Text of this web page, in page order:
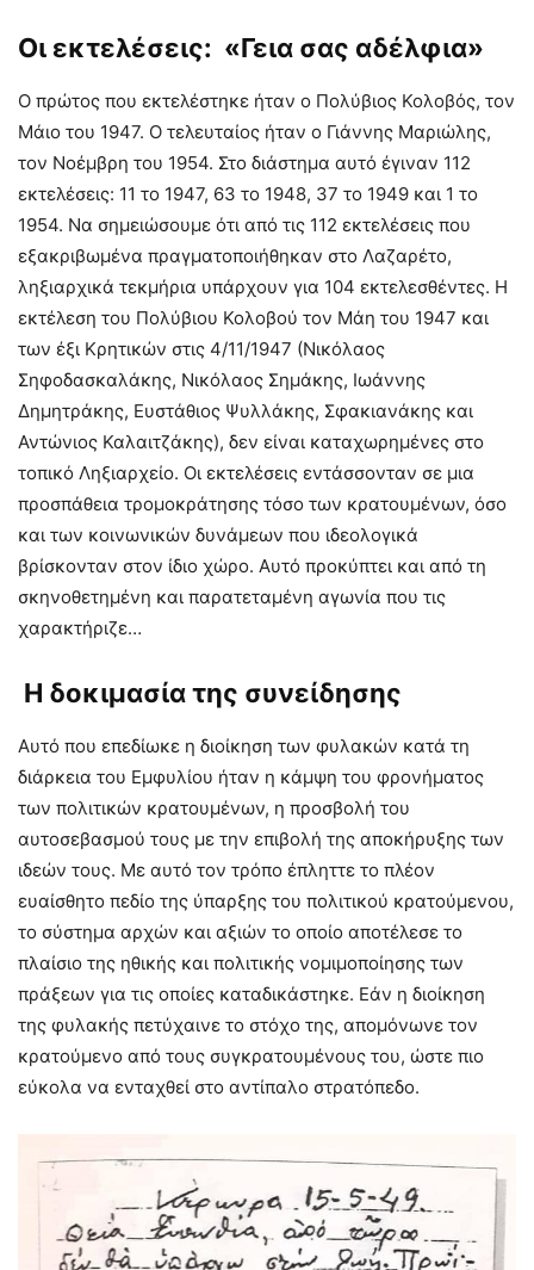
Οι εκτελέσεις: «Γεια σας αδέλφια»
Ο πρώτος που εκτελέστηκε ήταν ο Πολύβιος Κολοβός, τον
Μάιο του 1947. Ο τελευταίος ήταν ο Γιάννης Μαριώλης,
τον Νοέμβρη του 1954. Στο διάστημα αυτό έγιναν 112
εκτελέσεις: 11 το 1947, 63 το 1948, 37 το 1949 και 1 το
1954. Να σημειώσουμε ότι από τις 112 εκτελέσεις που
εξακριβωμένα πραγματοποιήθηκαν στο Λαζαρέτο,
ληξιαρχικά τεκμήρια υπάρχουν για 104 εκτελεσθέντες. Η
εκτέλεση του Πολύβιου Κολοβού τον Μάη του 1947 και
των έξι Κρητικών στις 4/11/1947 (Νικόλαος
Σηφοδασκαλάκης, Νικόλαος Σημάκης, Ιωάννης
Δημητράκης, Ευστάθιος Ψυλλάκης, Σφακιανάκης και
Αντώνιος Καλαιτζάκης), δεν είναι καταχωρημένες στο
τοπικό Ληξιαρχείο. Οι εκτελέσεις εντάσσονταν σε μια
προσπάθεια τρομοκράτησης τόσο των κρατουμένων, όσο
και των κοινωνικών δυνάμεων που ιδεολογικά
βρίσκονταν στον ίδιο χώρο. Αυτό προκύπτει και από τη
σκηνοθετημένη και παρατεταμένη αγωνία που τις
χαρακτήριζε…
Η δοκιμασία της συνείδησης
Αυτό που επεδίωκε η διοίκηση των φυλακών κατά τη
διάρκεια του Εμφυλίου ήταν η κάμψη του φρονήματος
των πολιτικών κρατουμένων, η προσβολή του
αυτοσεβασμού τους με την επιβολή της αποκήρυξης των
ιδεών τους. Με αυτό τον τρόπο έπληττε το πλέον
ευαίσθητο πεδίο της ύπαρξης του πολιτικού κρατούμενου,
το σύστημα αρχών και αξιών το οποίο αποτέλεσε το
πλαίσιο της ηθικής και πολιτικής νομιμοποίησης των
πράξεων για τις οποίες καταδικάστηκε. Εάν η διοίκηση
της φυλακής πετύχαινε το στόχο της, απομόνωνε τον
κρατούμενο από τους συγκρατουμένους του, ώστε πιο
εύκολα να ενταχθεί στο αντίπαλο στρατόπεδο.